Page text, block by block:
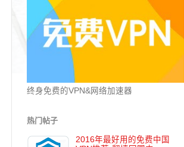
终身免费的VPN&网络加速器
热门帖子
2016年最好用的免费中国